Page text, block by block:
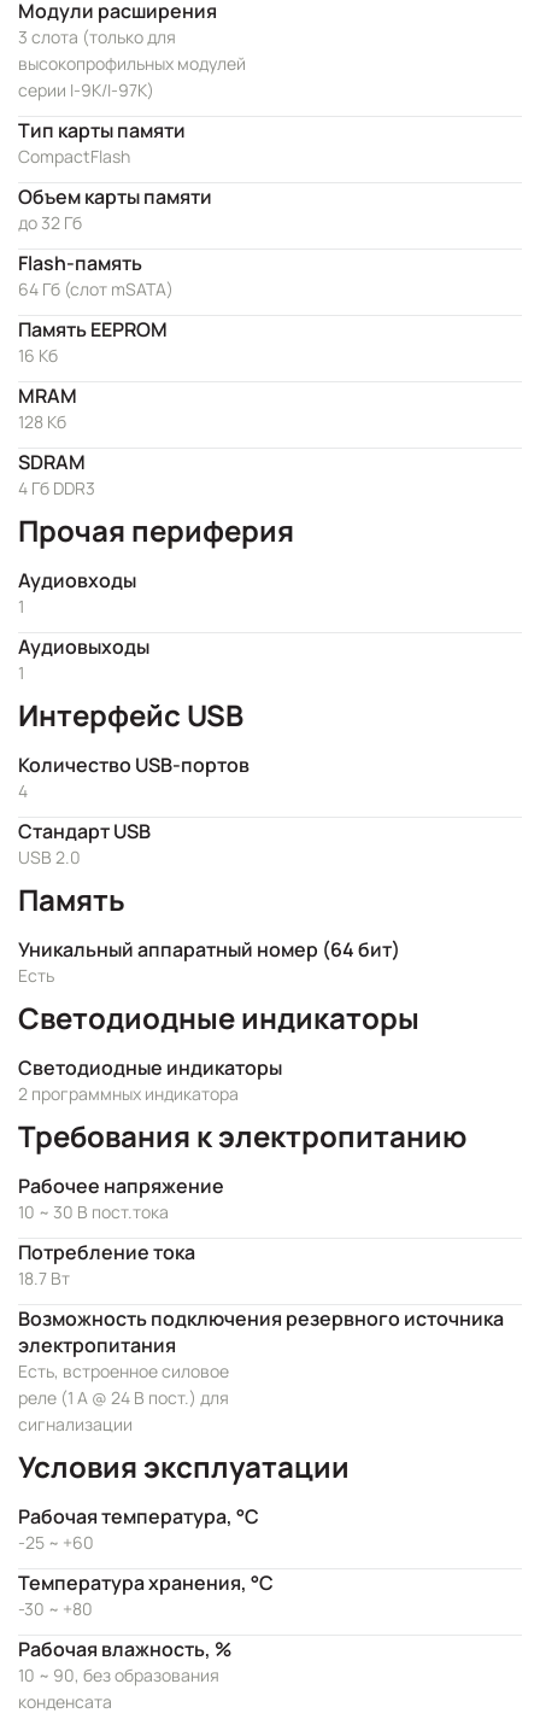
Модули расширения
3 слота (только для
высокопрофильных модулей
серии I-9K/I-97K)
Тип карты памяти
CompactFlash
Объем карты памяти
до 32 Гб
Flash-память
64 Гб (слот mSATA)
Память EEPROM
16 Кб
MRAM
128 Кб
SDRAM
4 Гб DDR3
Прочая периферия
Аудиовходы
1
Аудиовыходы
1
Интерфейс USB
Количество USB-портов
4
Стандарт USB
USB 2.0
Память
Уникальный аппаратный номер (64 бит)
Есть
Светодиодные индикаторы
Светодиодные индикаторы
2 программных индикатора
Требования к электропитанию
Рабочее напряжение
10 ~ 30 В пост.тока
Потребление тока
18.7 Вт
Возможность подключения резервного источника
электропитания
Есть, встроенное силовое
реле (1 А @ 24 В пост.) для
сигнализации
Условия эксплуатации
Рабочая температура, °C
-25 ~ +60
Температура хранения, °C
-30 ~ +80
Рабочая влажность, %
10 ~ 90, без образования
конденсата